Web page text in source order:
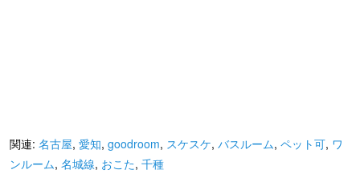
関連: 名古屋, 愛知, goodroom, スケスケ, バスルーム, ペット可, ワ
ンルーム, 名城線, おこた, 千種